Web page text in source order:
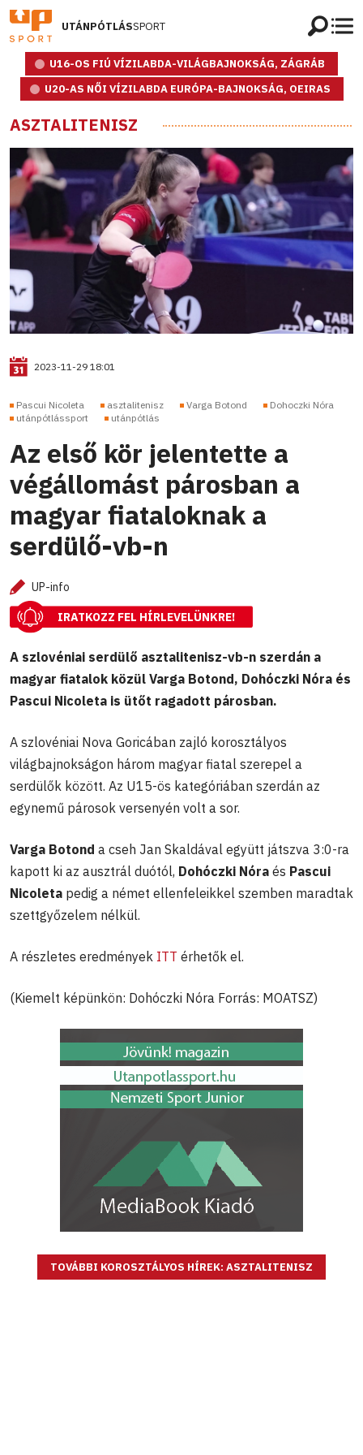
UTÁNPÓTLÁSSPORT
U16-OS FIÚ VÍZILABDA-VILÁGBAJNOKSÁG, ZÁGRÁB
U20-AS NŐI VÍZILABDA EURÓPA-BAJNOKSÁG, OEIRAS
ASZTALITENISZ
2023-11-29 18:01
Pascui Nicoleta asztalitenisz Varga Botond
Dohoczki Nóra
utánpótlássport
utánpótlás
Az első kör jelentette a
végállomást párosban a
magyar fiataloknak a
serdülő-vb-n
UP-info
IRATKOZZ FEL HÍRLEVELÜNKRE!
A szlovéniai serdülő asztalitenisz-vb-n szerdán a
magyar fiatalok közül Varga Botond, Dohóczki Nóra és
Pascui Nicoleta is ütőt ragadott párosban.
A szlovéniai Nova Goricában zajló korosztályos
világbajnokságon három magyar fiatal szerepel a
serdülők között. Az U15-ös kategóriában szerdán az
egynemű párosok versenyén volt a sor.
Varga Botond a cseh Jan Skaldával együtt játszva 3:0-ra
kapott ki az ausztrál duótól, Dohóczki Nóra és Pascui
Nicoleta pedig a német ellenfeleikkel szemben maradtak
szettgyőzelem nélkül.
A részletes eredmények ITT érhetők el.
(Kiemelt képünkön: Dohóczki Nóra Forrás: MOATSZ)
TOVÁBBI KOROSZTÁLYOS HÍREK: ASZTALITENISZ